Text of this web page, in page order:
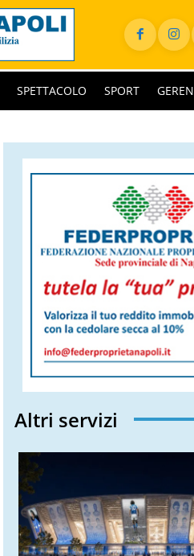
SPETTACOLO SPORT
Altri servizi